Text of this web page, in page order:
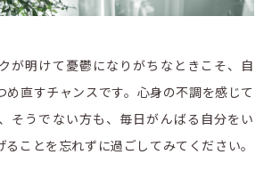
が明けて憂鬱になりがちなときこそ、自
め直すチャンスです。心身の不調を感じて
そうでない方も、毎日がんばる自分をい
ことを忘れずに過ごしてみてください。